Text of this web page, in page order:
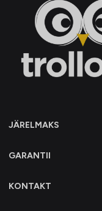
JÄRELMAKS
GARANTII
KONTAKT